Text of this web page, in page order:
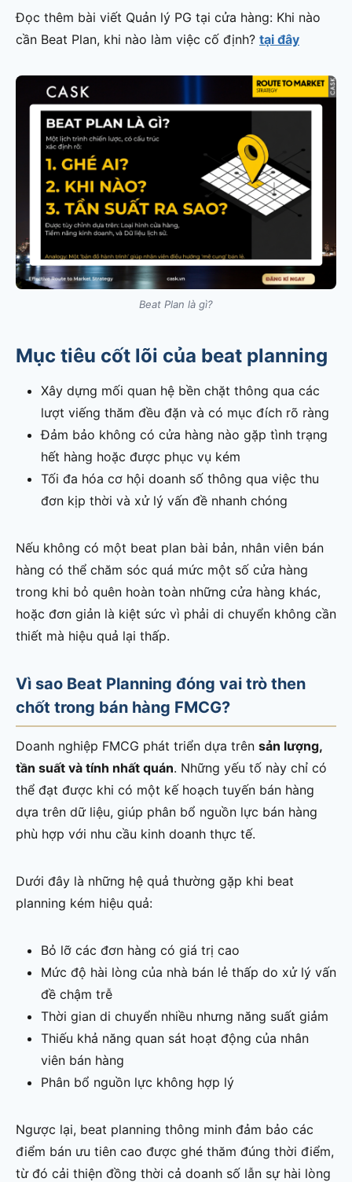
Đọc thêm bài viết Quản lý PG tại cửa hàng: Khi nào
cần Beat Plan, khi nào làm việc cố định? tại đây
Beat Plan là gì?
Mục tiêu cốt lõi của beat planning
Xây dựng mối quan hệ bền chặt thông qua các
lượt viếng thăm đều đặn và có mục đích rõ ràng
Đảm bảo không có cửa hàng nào gặp tình trạng
hết hàng hoặc được phục vụ kém
Tối đa hóa cơ hội doanh số thông qua việc thu
đơn kịp thời và xử lý vấn đề nhanh chóng
Nếu không có một beat plan bài bản, nhân viên bán
hàng có thể chăm sóc quá mức một số cửa hàng
trong khi bỏ quên hoàn toàn những cửa hàng khác,
hoặc đơn giản là kiệt sức vì phải di chuyển không cần
thiết mà hiệu quả lại thấp.
Vì sao Beat Planning đóng vai trò then
chốt trong bán hàng FMCG?
Doanh nghiệp FMCG phát triển dựa trên sản lượng,
tần suất và tính nhất quán. Những yếu tố này chỉ có
thể đạt được khi có một kế hoạch tuyến bán hàng
dựa trên dữ liệu, giúp phân bổ nguồn lực bán hàng
phù hợp với nhu cầu kinh doanh thực tế.
Dưới đây là những hệ quả thường gặp khi beat
planning kém hiệu quả:
Bỏ lỡ các đơn hàng có giá trị cao
Mức độ hài lòng của nhà bán lẻ thấp do xử lý vấn
đề chậm trễ
Thời gian di chuyển nhiều nhưng năng suất giảm
Thiếu khả năng quan sát hoạt động của nhân
viên bán hàng
Phân bổ nguồn lực không hợp lý
Ngược lại, beat planning thông minh đảm bảo các
điểm bán ưu tiên cao được ghé thăm đúng thời điểm,
từ đó cải thiện đồng thời cả doanh số lẫn sự hài lòng